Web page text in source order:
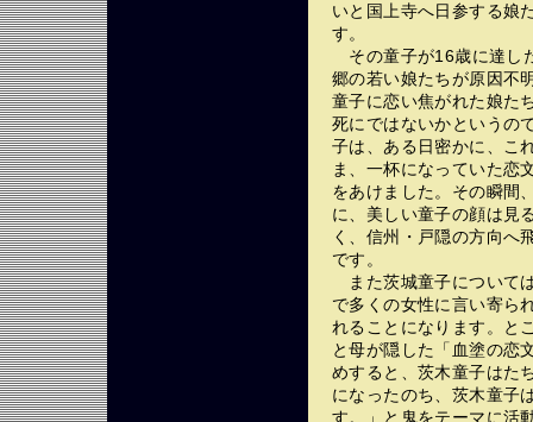
いと国上寺へ日参する娘
す。
その童子が16歳に達し
郷の若い娘たちが原因不
童子に恋い焦がれた娘た
死にではないかというの
子は、ある日密かに、こ
ま、一杯になっていた恋
をあけました。その瞬間
に、美しい童子の顔は見
く、信州・戸隠の方向へ
です。
また茨城童子について
で多くの女性に言い寄ら
れることになります。と
と母が隠した「血塗の恋
めすると、茨木童子はた
になったのち、茨木童子
す。」と鬼をテーマに活